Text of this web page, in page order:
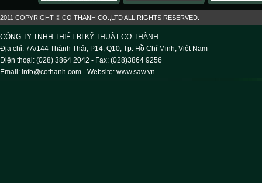
2011 COPYRIGHT © CO THANH CO.,LTD ALL RIGHTS RESERVED.
CÔNG TY TNHH THIẾT BỊ KỸ THUẬT CƠ THÀNH
Địa chỉ: 7A/144 Thành Thái, P14, Q10, Tp. Hồ Chí Minh, Việt Nam
Điện thoại: (028) 3864 2042 - Fax: (028)3864 9256
Email: info@cothanh.com - Website: www.saw.vn